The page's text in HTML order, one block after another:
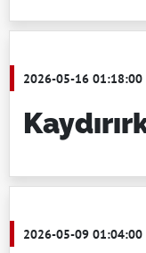
2026-05-16 01:18:00
2026-05-09 01:04:00